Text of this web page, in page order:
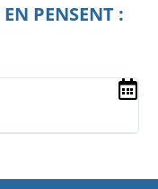
PENSENT :